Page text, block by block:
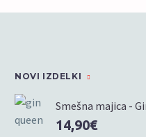
NOVI IZDELKI
Smešna majica -
14,90€